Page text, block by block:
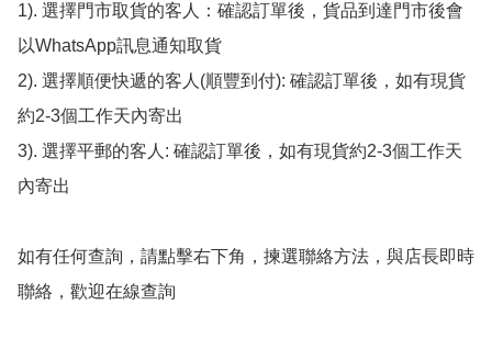
1). 選擇門市取貨的客人：確認訂單後，貨品到達門市後會
以WhatsApp訊息通知取貨
2). 選擇順便快遞的客人(順豐到付): 確認訂單後，如有現貨
約2-3個工作天內寄出
3). 選擇平郵的客人: 確認訂單後，如有現貨約2-3個工作天
內寄出
如有任何查詢，請點擊右下角，揀選聯絡方法，與店長即時
聯絡，歡迎在線查詢